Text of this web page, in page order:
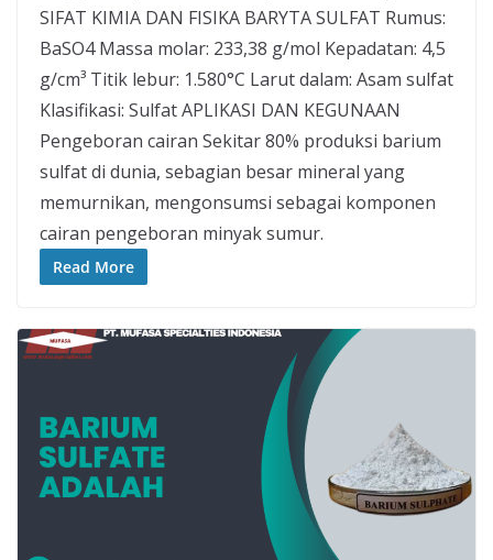
SIFAT KIMIA DAN FISIKA BARYTA SULFAT Rumus:
BaSO4 Massa molar: 233,38 g/mol Kepadatan: 4,5
g/cm³ Titik lebur: 1.580°C Larut dalam: Asam sulfat
Klasifikasi: Sulfat APLIKASI DAN KEGUNAAN
Pengeboran cairan Sekitar 80% produksi barium
sulfat di dunia, sebagian besar mineral yang
memurnikan, mengonsumsi sebagai komponen
cairan pengeboran minyak sumur.
Read More